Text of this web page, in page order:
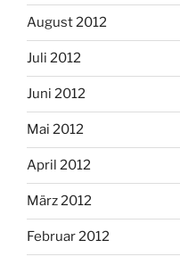
August 2012
Juli 2012
Juni 2012
Mai 2012
April 2012
März 2012
Februar 2012